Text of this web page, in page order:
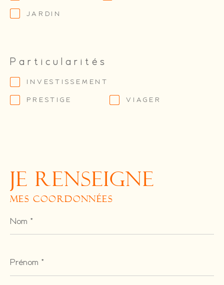
JARDIN
Particularités
INVESTISSEMENT
PRESTIGE VIAGER
JE RENSEIGNE
MES COORDONNÉES
*
*